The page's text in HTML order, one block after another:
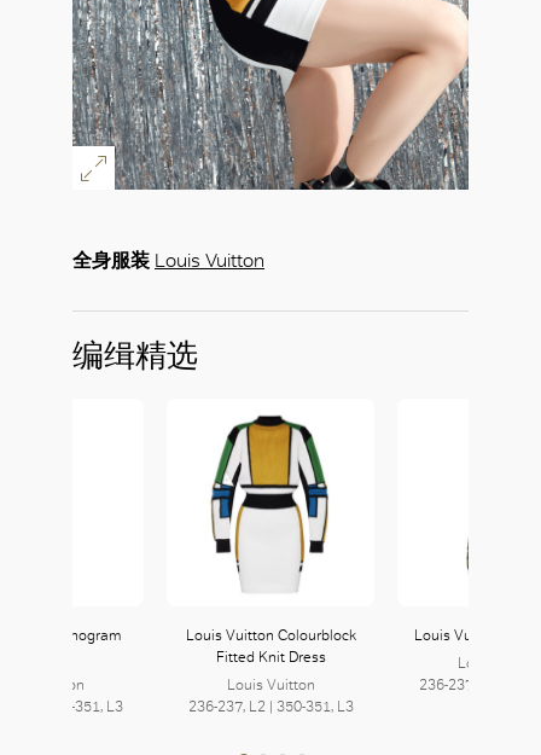
全身服装 Louis Vuitton
编缉精选
Nanogram
Vuitton
L2 | 350-351, L3
Louis Vuitton Colourblock
Fitted Knit Dress
Louis Vuitton
236-237, L2 | 350-351, L3
Louis Vuitton Twist
Louis
236-237, L2 | 350-